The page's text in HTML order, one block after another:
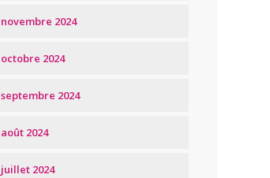
novembre 2024
octobre 2024
septembre 2024
août 2024
juillet 2024